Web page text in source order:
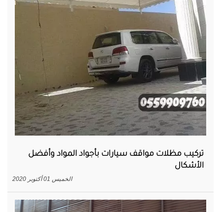
تركيب مظلات مواقف سيارات بأجواد المواد وأفضل
الأشكال
الخميس 01 أكتوبر 2020